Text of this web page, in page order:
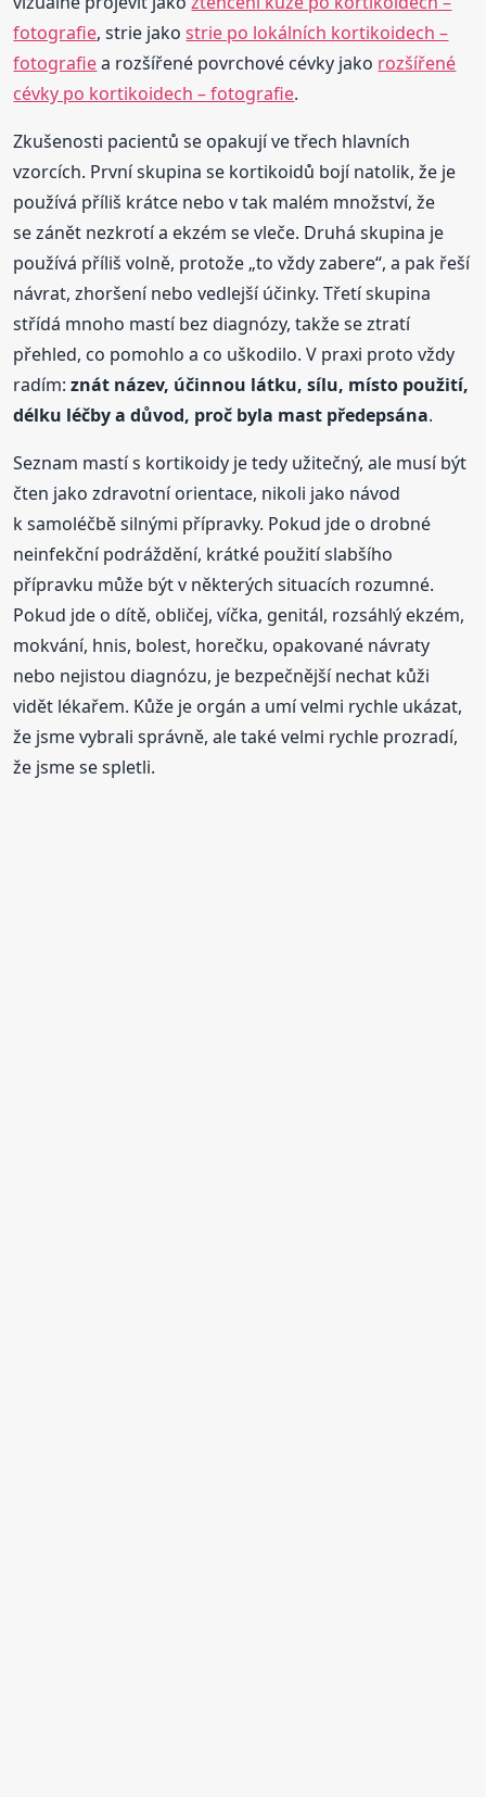
fotografie, strie jakostrie po lokálních kortikoidech –
fotografiea rozšířené povrchové cévky jako rozšířené
cévky po kortikoidech – fotografie.
Zkušenosti pacientů se opakují ve třech hlavních
vzorcích. První skupina se kortikoidů bojí natolik, že je
používá příliš krátce nebo v tak malém množství, že
se zánět nezkrotí a ekzém se vleče. Druhá skupina je
používá příliš volně, protože „to vždy zabere“, a pak řeší
návrat, zhoršení nebo vedlejší účinky. Třetí skupina
střídá mnoho mastí bez diagnózy, takže se ztratí
přehled, co pomohlo a co uškodilo. V praxi proto vždy
radím:znát název, účinnou látku, sílu, místo použití,
délku léčby a důvod, proč byla mast předepsána.
Seznam mastí s kortikoidy je tedy užitečný, ale musí být
čten jako zdravotní orientace, nikoli jako návod
k samoléčbě silnými přípravky. Pokud jde o drobné
neinfekční podráždění, krátké použití slabšího
přípravku může být v některých situacích rozumné.
Pokud jde o dítě, obličej, víčka, genitál, rozsáhlý ekzém,
mokvání, hnis, bolest, horečku, opakované návraty
nebo nejistou diagnózu, je bezpečnější nechat kůži
vidět lékařem. Kůže je orgán a umí velmi rychle ukázat,
že jsme vybrali správně, ale také velmi rychle prozradí,
že jsme se spletli.